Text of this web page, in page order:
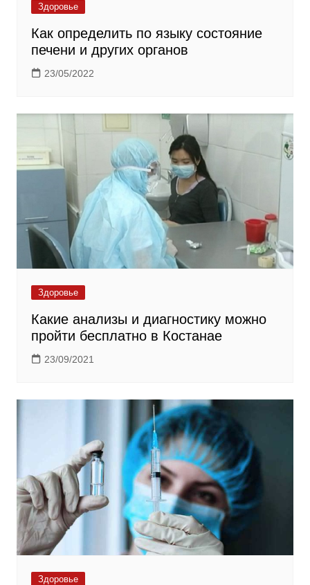
Здоровье
Как определить по языку состояние
печени и других органов
23/05/2022
Здоровье
Какие анализы и диагностику можно
пройти бесплатно в Костанае
23/09/2021
Здоровье